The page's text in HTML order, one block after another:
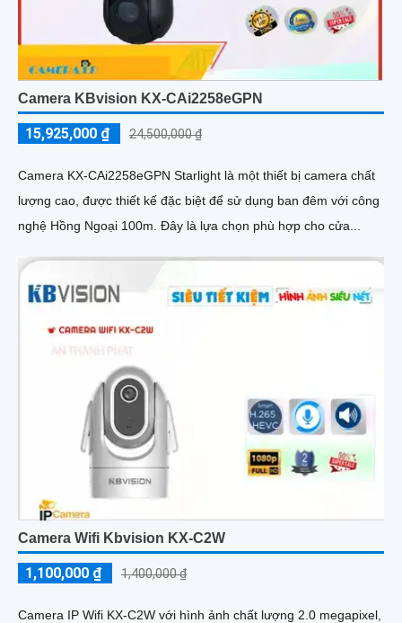
Camera KBvision KX-CAi2258eGPN
15,925,000 ₫ 24,500,000 ₫
Camera KX-CAi2258eGPN Starlight là một thiết bị camera chất
lượng cao, được thiết kế đặc biệt để sử dụng ban đêm với công
nghệ Hồng Ngoại 100m. Đây là lựa chọn phù hợp cho cửa...
Camera Wifi Kbvision KX-C2W
1,100,000 ₫ 1,400,000 ₫
Camera IP Wifi KX-C2W với hình ảnh chất lượng 2.0 megapixel,